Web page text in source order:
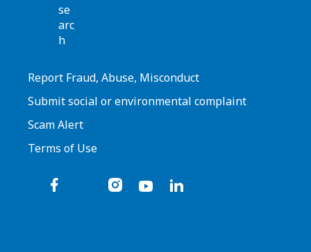
Report Fraud, Abuse, Misconduct
Submit social or environmental complaint
Scam Alert
Terms of Use